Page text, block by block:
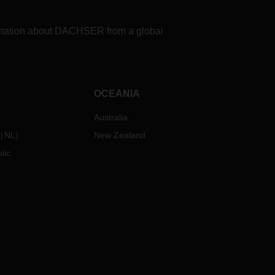
about DACHSER from a global
NL )
OCEANIA
Australia
New Zealand